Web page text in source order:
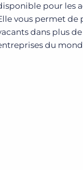
pour les
vous permet de
dans plus
du